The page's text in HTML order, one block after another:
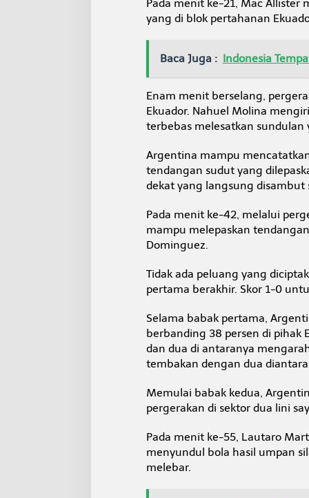
Pada menit ke-21, Mac Allister
yang di blok pertahanan
Baca Juga : Indonesia
Enam menit berselang,
Ekuador. Nahuel Molina
terbebas melesatkan
Argentina mampu
tendangan sudut yang
dekat yang langsung disambut
Pada menit ke-42, melalui
mampu melepaskan
Dominguez.
Tidak ada peluang yang
pertama berakhir. Skor 1-0
Selama babak pertama,
berbanding 38 persen di pihak
dan dua di antaranya
tembakan dengan dua
Memulai babak kedua,
pergerakan di sektor dua lini
Pada menit ke-55, Lautaro
menyundul bola hasil umpan
melebar.